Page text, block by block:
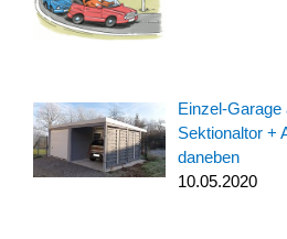
Einzel-
Sektionaltor +
daneben
10.05.2020